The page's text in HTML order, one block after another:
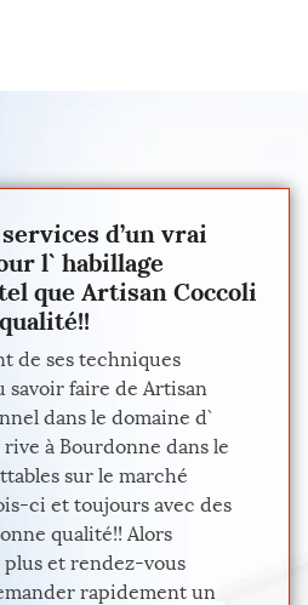
d’un vrai
l` habillage
que Artisan Coccoli
de ses techniques
savoir faire de Artisan
dans le domaine d`
à Bourdonne dans le
sur le marché
ci et toujours avec des
qualité!! Alors
plus et rendez-vous
rapidement un